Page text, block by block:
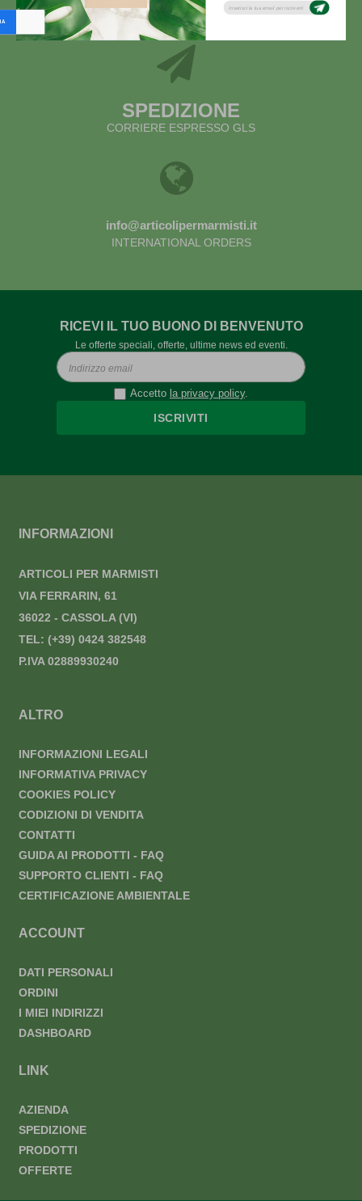
LUN - VEN: 8:30 - 12:00
SPEDIZIONE
CORRIERE ESPRESSO GLS
info@articolipermarmisti.it
INTERNATIONAL ORDERS
RICEVI IL TUO BUONO DI BENVENUTO
Le offerte speciali, offerte, ultime news ed eventi.
Accetto la privacy policy.
ISCRIVITI
INFORMAZIONI
ARTICOLI PER MARMISTI
VIA FERRARIN, 61
36022 - CASSOLA (VI)
TEL: (+39) 0424 382548
P.IVA 02889930240
ALTRO
INFORMAZIONI LEGALI
INFORMATIVA PRIVACY
COOKIES POLICY
CODIZIONI DI VENDITA
CONTATTI
GUIDA AI PRODOTTI - FAQ
SUPPORTO CLIENTI - FAQ
CERTIFICAZIONE AMBIENTALE
ACCOUNT
DATI PERSONALI
ORDINI
I MIEI INDIRIZZI
DASHBOARD
LINK
AZIENDA
SPEDIZIONE
PRODOTTI
OFFERTE